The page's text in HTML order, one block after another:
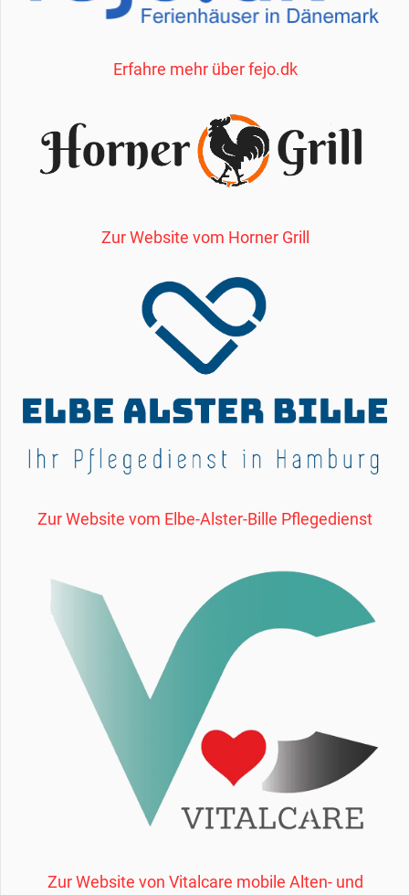
Erfahre mehr über fejo.dk
Zur Website vom Horner Grill
Zur Website vom Elbe-Alster-Bille Pflegedienst
Zur Website von Vitalcare mobile Alten- und